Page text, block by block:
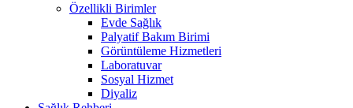
Özellikli Birimler
Evde Sağlık
Palyatif Bakım Birimi
Görüntüleme Hizmetleri
Laboratuvar
Sosyal Hizmet
Diyaliz